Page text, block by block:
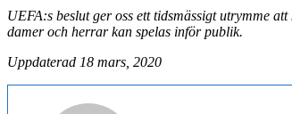
UEFA:s beslut ger oss ett tidsmässigt utrymme
damer och herrar kan spelas inför publik.
Uppdaterad 18 mars, 2020